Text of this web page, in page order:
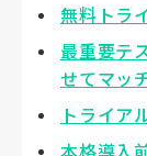
無料トラ
最重要テ
せてマッ
トライア